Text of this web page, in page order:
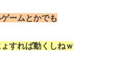
ームとかでも
すれば動くしねｗ